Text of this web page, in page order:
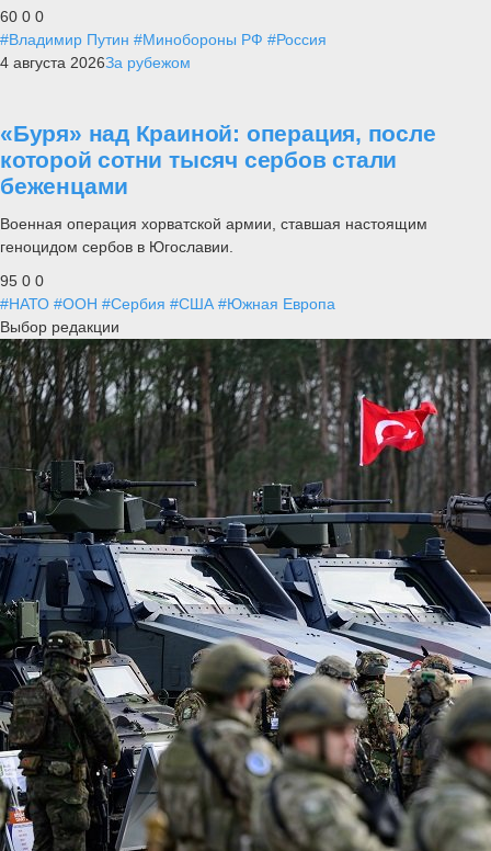
60 0 0
#Владимир Путин #Минобороны РФ #Россия
4 августа 2026За рубежом
«Буря» над Краиной: операция, после
которой сотни тысяч сербов стали
беженцами
Военная операция хорватской армии, ставшая настоящим
геноцидом сербов в Югославии.
95 0 0
#НАТО #ООН #Сербия #США #Южная Европа
Выбор редакции